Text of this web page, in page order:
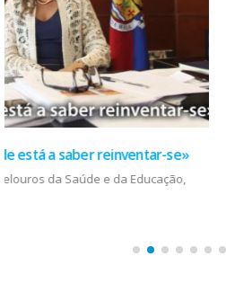
18
A globalização começa
Este ano… começo pelo fim